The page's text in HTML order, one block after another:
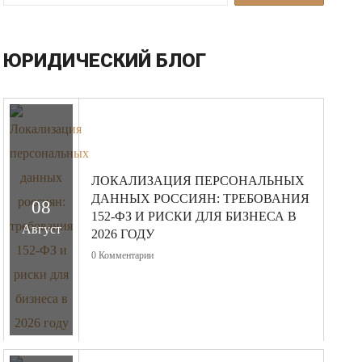
ЮРИДИЧЕСКИЙ БЛОГ
08
Август
ЛОКАЛИЗАЦИЯ ПЕРСОНАЛЬНЫХ
ДАННЫХ РОССИЯН: ТРЕБОВАНИЯ
152-ФЗ И РИСКИ ДЛЯ БИЗНЕСА В
2026 ГОДУ
0 Комментарии